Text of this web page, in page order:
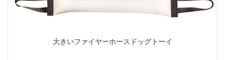
大きいファイヤーホースドッグトーイ